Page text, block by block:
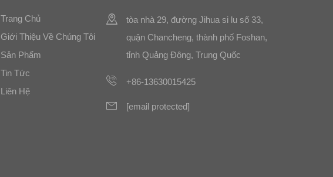
Trang Chủ
Giới Thiệu Về Chúng Tôi
Sản Phẩm
Tin Tức
Liên Hệ
tòa nhà 29, đường Jihua si lu số 33,
quận Chancheng, thành phố Foshan,
tỉnh Quảng Đông, Trung Quốc
+86-13630015425
[email protected]